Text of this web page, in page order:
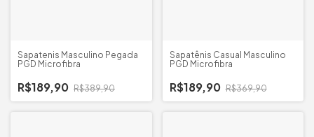
Sapatenis Masculino Pegada
PGD Microfibra
R$189,90 R$389,90
Sapatênis Casual Masculino
PGD Microfibra
R$189,90 R$369,90